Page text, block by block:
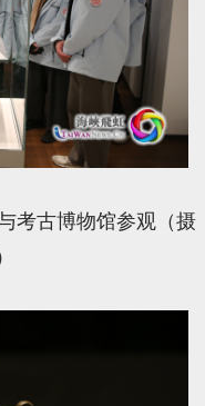
考古博物馆参观（摄